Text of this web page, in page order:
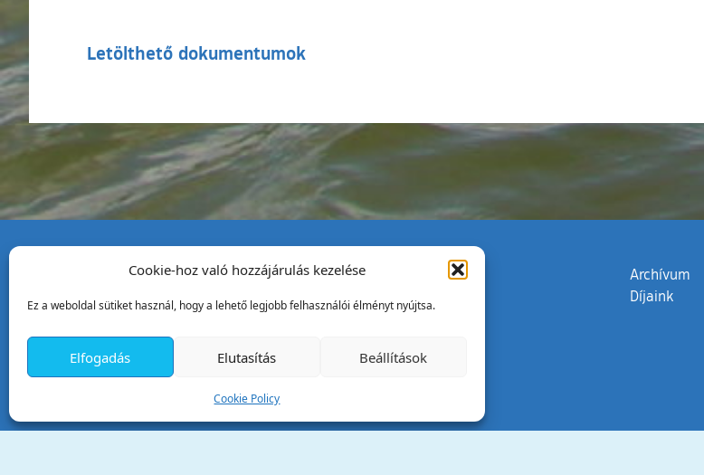
Cookie-hoz való hozzájárulás kezelése
Ez a weboldal sütiket használ, hogy a lehető legjobb felhasználói élményt nyújtsa.
Elfogadás Elutasítás Beállítások
Cookie Policy
Letölthető dokumentumok
Tata Város Önkormányzata
2890 Tata, Kossuth tér 1.
+36 34 / 587 078
Email:ph@tata.hu
Archívum
Díjaink